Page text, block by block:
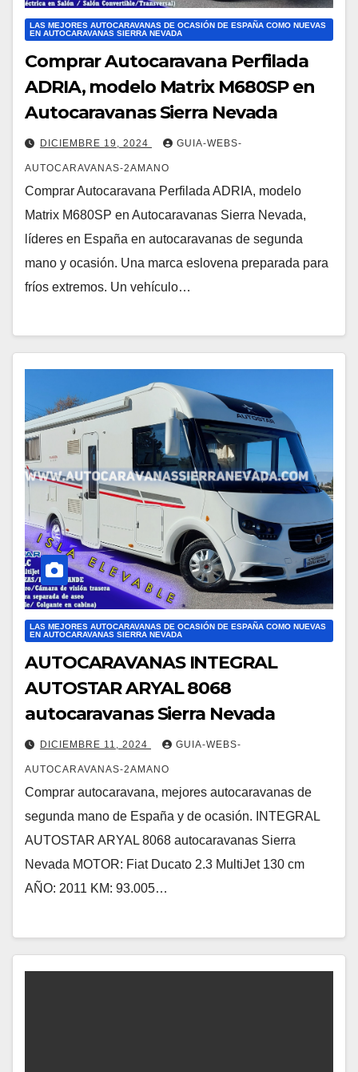
LAS MEJORES AUTOCARAVANAS DE OCASIÓN DE ESPAÑA COMO NUEVAS
EN AUTOCARAVANAS SIERRA NEVADA
Comprar Autocaravana Perfilada
ADRIA, modelo Matrix M680SP en
Autocaravanas Sierra Nevada
DICIEMBRE 19, 2024 GUIA-WEBS-
AUTOCARAVANAS-2AMANO
Comprar Autocaravana Perfilada ADRIA, modelo
Matrix M680SP en Autocaravanas Sierra Nevada,
líderes en España en autocaravanas de segunda
mano y ocasión. Una marca eslovena preparada para
fríos extremos. Un vehículo…
LAS MEJORES AUTOCARAVANAS DE OCASIÓN DE ESPAÑA COMO NUEVAS
EN AUTOCARAVANAS SIERRA NEVADA
AUTOCARAVANAS INTEGRAL
AUTOSTAR ARYAL 8068
autocaravanas Sierra Nevada
DICIEMBRE 11, 2024 GUIA-WEBS-
AUTOCARAVANAS-2AMANO
Comprar autocaravana, mejores autocaravanas de
segunda mano de España y de ocasión. INTEGRAL
AUTOSTAR ARYAL 8068 autocaravanas Sierra
Nevada MOTOR: Fiat Ducato 2.3 MultiJet 130 cm
AÑO: 2011 KM: 93.005…